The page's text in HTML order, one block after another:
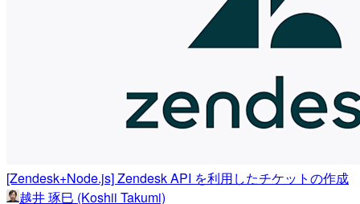
[Zendesk+Node.js] Zendesk API を利用したチケットの作成
越井 琢巳 (Koshii Takumi)